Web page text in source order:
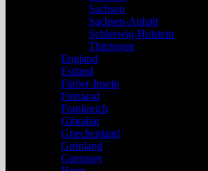
Sachsen
Sachsen-Anhalt
Schleswig-Holstein
Thüringen
England
Estland
Färöer-Inseln
Finnland
Frankreich
Gibraltar
Griechenland
Grönland
Guernsey